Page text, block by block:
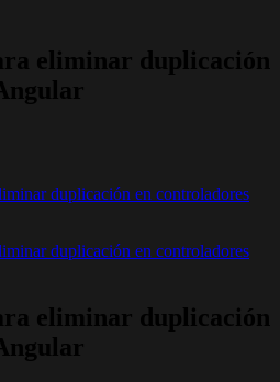
eliminar duplicación
duplicación en controladores
duplicación en controladores
eliminar duplicación